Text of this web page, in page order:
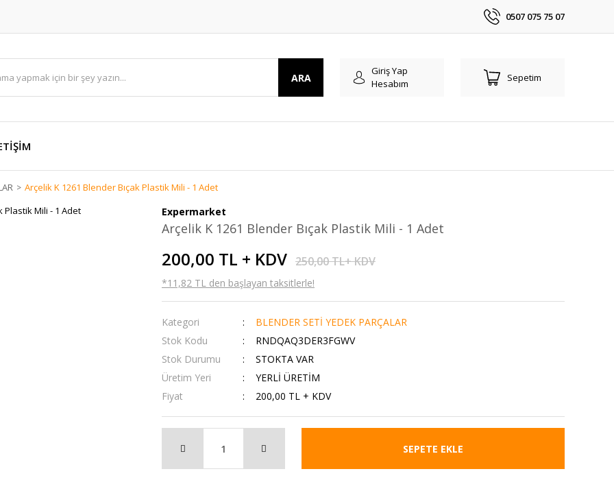
0507 075 75 07
ARA
Giriş Yap
Hesabım
Sepetim
Arçelik K 1261 Blender Bıçak Plastik Mili - 1 Adet
Expermarket
Arçelik K 1261 Blender Bıçak Plastik Mili - 1 Adet
200,00 TL + KDV 250,00 TL+ KDV
*11,82 TL den başlayan taksitlerle!
Kategori
BLENDER SETİ YEDEK PARÇALAR
Stok Kodu
RNDQAQ3DER3FGWV
Stok Durumu
STOKTA VAR
Üretim Yeri
YERLİ ÜRETİM
Fiyat
200,00 TL + KDV
SEPETE EKLE